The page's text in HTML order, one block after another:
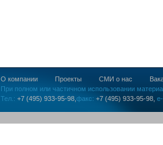
О компании Проекты СМИ о нас
При полном или частичном использовании
Тел.: +7 (495) 933-95-98, факс: +7 (495) 933-95-98,